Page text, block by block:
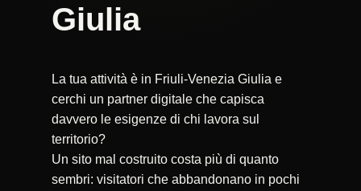
Giulia
La tua attività è in Friuli-Venezia Giulia e
cerchi un partner digitale che capisca
davvero le esigenze di chi lavora sul
territorio?
Un sito mal costruito costa più di quanto
sembri: visitatori che abbandonano in pochi